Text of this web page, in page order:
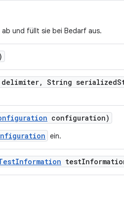
und füllt sie bei Bedarf aus.
, String serialized
configuration)
ein.
Information test